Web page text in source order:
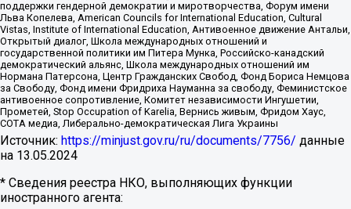
поддержки гендерной демократии и миротворчества, Форум имени
Льва Копелева, American Councils for International Education, Cultural
Vistas, Institute of International Education, Антивоенное движение Антальи,
Открытый диалог, Школа международных отношений и
государственной политики им Питера Мунка, Российско-канадский
демократический альянс, Школа международных отношений им
Нормана Патерсона, Центр Гражданских Свобод, Фонд Бориса Немцова
за Свободу, Фонд имени Фридриха Науманна за свободу, Феминистское
антивоенное сопротивление, Комитет независимости Ингушетии,
Прометей, Stop Occupation of Karelia, Вернись живым, Фридом Хаус,
СОТА медиа, Либерально-демократическая Лига Украины
Источник: https://minjust.gov.ru/ru/documents/7756/ данные
на 13.05.2024
* Сведения реестра НКО, выполняющих функции
иностранного агента: